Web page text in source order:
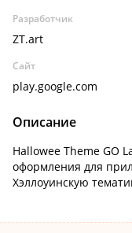
Разработчик
ZT.art
Сайт
play.google.com
Описание
Hallowee Theme GO
оформления для
Хэллоуинскую